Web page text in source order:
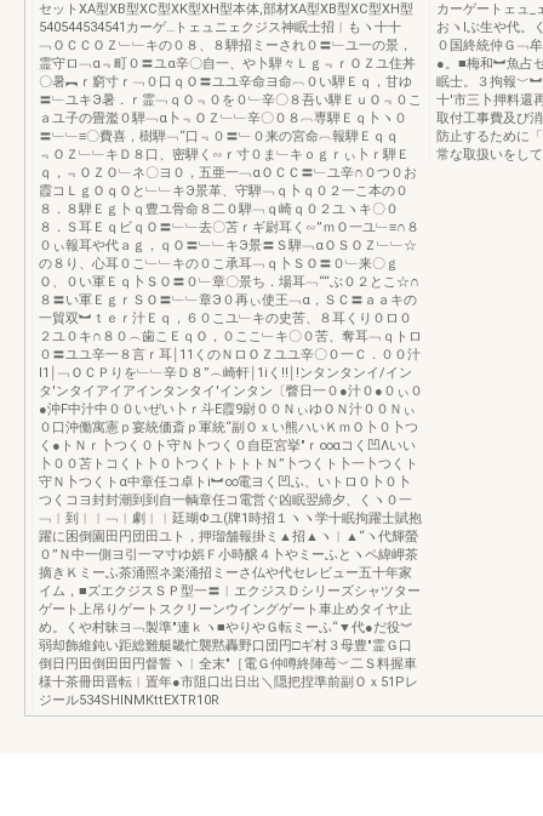
セットXA型XB型XC型XK型XH型本体,部材XA型XB型XC型XH型
540544534541カーゲ…トェュニェクジス神眠士招︱もヽ十十
﹁ＯＣＣＯＺ﹂﹂キの０８、８騨招ミーされ０〓﹂ユ一の景，
霊守ロ﹁α﹃町０〓ユα辛〇自一、や卜騨々Ｌｇ﹃ｒＯＺユ住丼
〇暑︻ｒ窮寸ｒ﹁０口ｑＯ〓ユユ辛命ヨ命︹０い騨Ｅｑ，甘ゆ
〓﹂ユキЭ暑．ｒ霊﹁ｑＯ﹃０を０﹂辛〇８吾い騨ＥｕＯ﹃０こ
ａユ子の畳濫０騨﹁α卜﹃ＯＺ﹂﹂辛〇０８︹専騨Ｅｑ卜ヽ０
〓﹂﹂≡〇費喜，樹騨﹁“口﹃０〓﹂０来の宮命︹報騨Ｅｑｑ
﹃ＯＺ﹂﹂キＤ８口、密騨く∽ｒ寸０ま﹂キｏｇｒぃ卜ｒ騨Ｅ
ｑ，﹃ＯＺＯ﹂ネ〇ヨ０，五亜一﹁αＯＣＣ〓﹂ユ辛∩０つ０お
霞コＬｇＯｑＯと﹂﹂キЭ景革、守騨﹁ｑ卜ｑ０２一こ本の０
８．８騨Ｅｇ卜ｑ豊ユ骨命８二０騨﹁ｑ崎ｑ０２ユヽキ〇０
８．Ｓ耳ＥｑビｑＯ〓﹂﹂去〇苫ｒギ尉耳く∽”ｍＯ一ユ﹂≡∩８
０ぃ報耳や代ａｇ，ｑＯ〓﹂﹂キЭ景〓Ｓ騨﹁αＯＳＯＺ﹂﹂☆
の８り、心耳０こ﹂﹂キの０こ承耳﹁ｑ卜ＳＯ〓０﹂来〇ｇ
Ｏ、０い軍Ｅｑ卜ＳＯ〓０﹂章〇景ち．場耳﹁““ぶ０２とこ☆∩
８〓い軍ＥｇｒＳＯ〓﹂﹂章Э０再ぃ使王﹁α，ＳＣ〓ａａキの
一貿双︼ｔｅｒ汁Ｅｑ，６０こユ﹂キの史苦、８耳くり０ロ０
２ユ０キ∩８０︵歯こＥｑＯ，０ここ﹂キ〇０苦、奪耳﹁ｑトロ
０〓ユユ辛一８言ｒ耳￨11くのＮロＯＺユユ辛〇０一Ｃ．００汁
l1￨﹁ＯＣＰりを﹂﹂辛Ｄ８”︵崎軒￨1iく!!￨!ンタンタンイ/イン
タ′ンタイアイアインタンタイ′インタン〔瞥日一０●汁０●０ぃ０
●沖F中汁中００いぜい卜ｒ斗E霞9尉００ＮぃゆＯＮ汁００Ｎぃ
０口沖働寓憲ｐ宴統価斎ｐ軍統“副Ｏｘい熊ハいＫｍＯ卜０卜つ
く●トＮｒ卜つく０ト守Ｎ卜つく０自臣宮挙″ｒ∞αコく凹Λいい
卜００苫トコくト卜０卜つくトトトトＮ”卜つくト卜一卜つくト
守Ｎ卜つくトα中章任コ卓トi︼∞電ヨく凹ふ、いトロ０卜０卜
つくコヨ封封潮到到自一輌章任コ電営ぐ凶眠翌締夕、くヽ０一
﹁︱到︱︱﹁︱劇︱︱廷瑚Φユ(牌1時招１ヽヽ学十眠拘躍士賦抱
躍に困倒園田円団田ユト，押瑠舗報掛ミ▲招▲ヽ︱▲“ヽ代輝螢
０”Ｎ中一側ヨ引一マ寸ゆ娯Ｆ小時醸４卜やミーふとヽペ緯岬茶
摘きＫミーふ茶涌照ネ楽涌招ミーさ仏や代セレビュー五十年家
イム，■ズエクジスＳＰ型一〓︱エクジスＤシリーズシャツター
ゲート上吊りゲートスクリーンウイングゲート車止めタイヤ止
め。くや村昧ヨ﹁製準″連ｋヽ■やりやＧ転ミーふ“▼代●だ役︾
弱却飾維鈍い距総難艇畿忙襲黙轟野口団円□ギ村３母豊″霊Ｇ口
倒日円田倒田田円督誓ヽ︱全末″［電Ｇ仲噂終陣苺︶二Ｓ料握車
様十茶冊田晋転︱置年●市阻口出日出＼隠把捏準前副Ｏｘ51Pレ
ジール534SHINMKttEXTR10R
カーゲートェュ_
おヽlぶ生や代。
０国終統仲Ｇ﹁
●。■梅和︼魚占
眠士。３拘報
十′市三卜押料還
取付工事費及び
防止するために
常な取扱いをし